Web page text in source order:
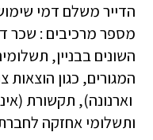
הדייר משלם דמי
מספר מרכיבים : שכר
השונים בבניין,
המגורים, כגון
וארנונה), תקשורת
ותשלומי אחזקה